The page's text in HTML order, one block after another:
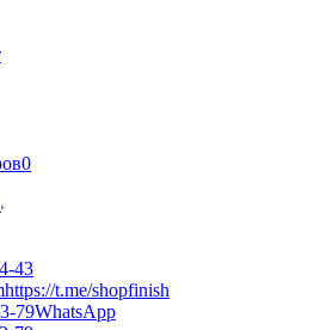
0
43
https://t.me/shopfinish
79WhatsApp